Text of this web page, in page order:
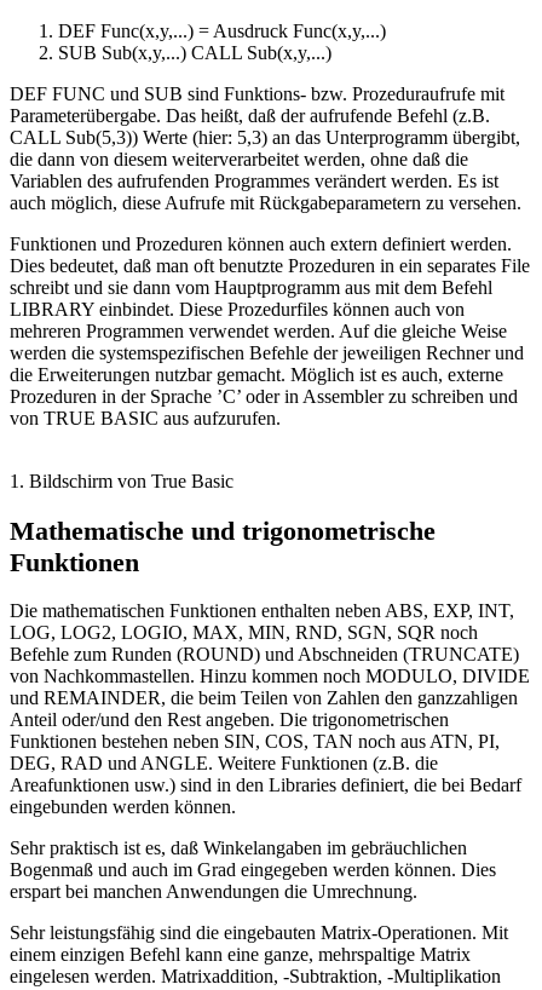
DEF Func(x,y,...) = Ausdruck Func(x,y,...)
SUB Sub(x,y,...) CALL Sub(x,y,...)
DEF FUNC und SUB sind Funktions- bzw. Prozeduraufrufe mit
Parameterübergabe. Das heißt, daß der aufrufende Befehl (z.B.
CALL Sub(5,3)) Werte (hier: 5,3) an das Unterprogramm übergibt,
die dann von diesem weiterverarbeitet werden, ohne daß die
Variablen des aufrufenden Programmes verändert werden. Es ist
auch möglich, diese Aufrufe mit Rückgabeparametern zu versehen.
Funktionen und Prozeduren können auch extern definiert werden.
Dies bedeutet, daß man oft benutzte Prozeduren in ein separates File
schreibt und sie dann vom Hauptprogramm aus mit dem Befehl
LIBRARY einbindet. Diese Prozedurfiles können auch von
mehreren Programmen verwendet werden. Auf die gleiche Weise
werden die systemspezifischen Befehle der jeweiligen Rechner und
die Erweiterungen nutzbar gemacht. Möglich ist es auch, externe
Prozeduren in der Sprache ’C’ oder in Assembler zu schreiben und
von TRUE BASIC aus aufzurufen.
1. Bildschirm von True Basic
Mathematische und trigonometrische
Funktionen
Die mathematischen Funktionen enthalten neben ABS, EXP, INT,
LOG, LOG2, LOGIO, MAX, MIN, RND, SGN, SQR noch
Befehle zum Runden (ROUND) und Abschneiden (TRUNCATE)
von Nachkommastellen. Hinzu kommen noch MODULO, DIVIDE
und REMAINDER, die beim Teilen von Zahlen den ganzzahligen
Anteil oder/und den Rest angeben. Die trigonometrischen
Funktionen bestehen neben SIN, COS, TAN noch aus ATN, PI,
DEG, RAD und ANGLE. Weitere Funktionen (z.B. die
Areafunktionen usw.) sind in den Libraries definiert, die bei Bedarf
eingebunden werden können.
Sehr praktisch ist es, daß Winkelangaben im gebräuchlichen
Bogenmaß und auch im Grad eingegeben werden können. Dies
erspart bei manchen Anwendungen die Umrechnung.
Sehr leistungsfähig sind die eingebauten Matrix-Operationen. Mit
einem einzigen Befehl kann eine ganze, mehrspaltige Matrix
eingelesen werden. Matrixaddition, -Subtraktion, -Multiplikation